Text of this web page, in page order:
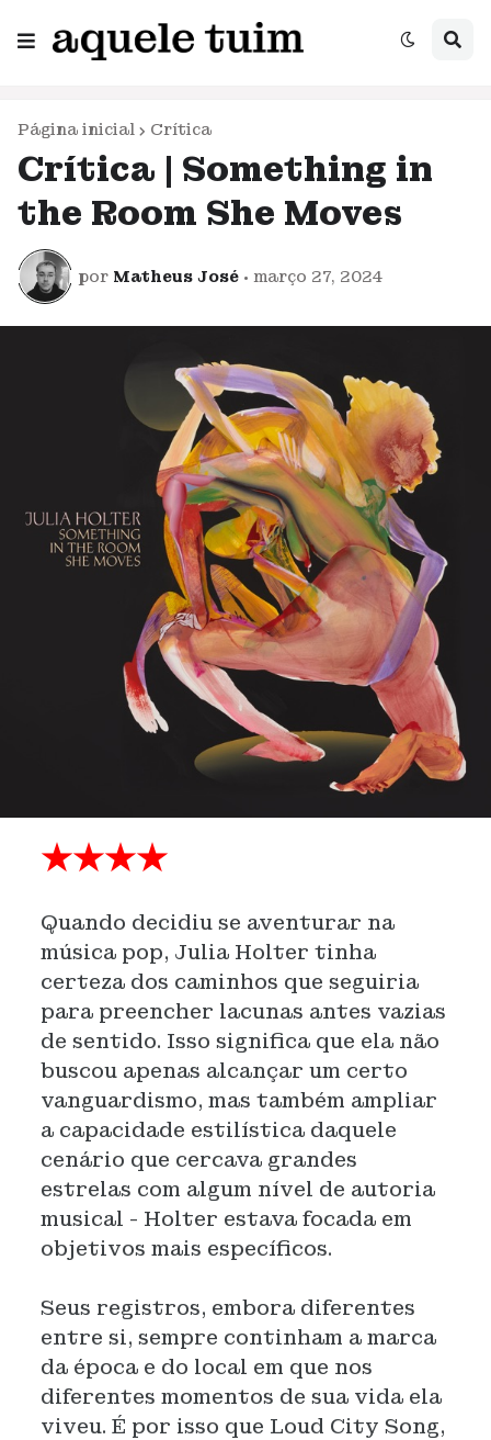
Página inicial Crítica
Crítica | Something in
the Room She Moves
por Matheus José • março 27, 2024
★★★★
Quando decidiu se aventurar na
música pop, Julia Holter tinha
certeza dos caminhos que seguiria
para preencher lacunas antes vazias
de sentido. Isso significa que ela não
buscou apenas alcançar um certo
vanguardismo, mas também ampliar
a capacidade estilística daquele
cenário que cercava grandes
estrelas com algum nível de autoria
musical - Holter estava focada em
objetivos mais específicos.
Seus registros, embora diferentes
entre si, sempre continham a marca
da época e do local em que nos
diferentes momentos de sua vida ela
viveu. É por isso que Loud City Song,